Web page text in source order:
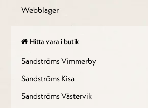
Webblager
Hitta vara i butik
Sandströms Vimmerby
Sandströms Kisa
Sandströms Västervik